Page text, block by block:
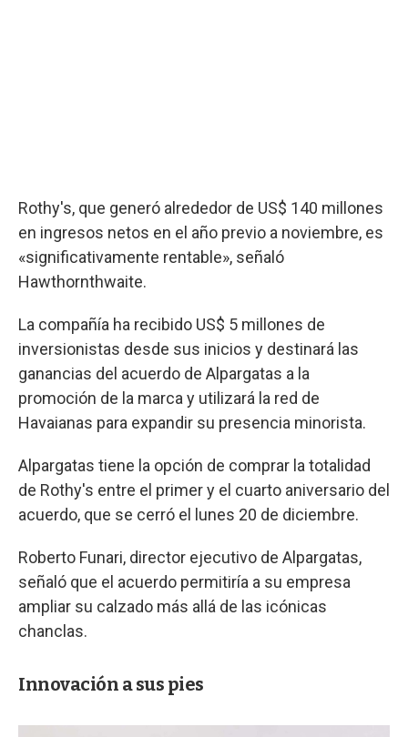
Rothy's, que generó alrededor de US$ 140 millones
en ingresos netos en el año previo a noviembre, es
«significativamente rentable», señaló
Hawthornthwaite.
La compañía ha recibido US$ 5 millones de
inversionistas desde sus inicios y destinará las
ganancias del acuerdo de Alpargatas a la
promoción de la marca y utilizará la red de
Havaianas para expandir su presencia minorista.
Alpargatas tiene la opción de comprar la totalidad
de Rothy's entre el primer y el cuarto aniversario del
acuerdo, que se cerró el lunes 20 de diciembre.
Roberto Funari, director ejecutivo de Alpargatas,
señaló que el acuerdo permitiría a su empresa
ampliar su calzado más allá de las icónicas
chanclas.
Innovación a sus pies